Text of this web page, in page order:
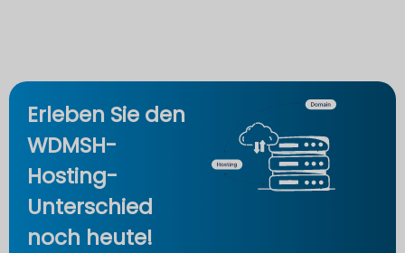
Erleben Sie den
WDMSH-
Hosting-
Unterschied
noch heute!